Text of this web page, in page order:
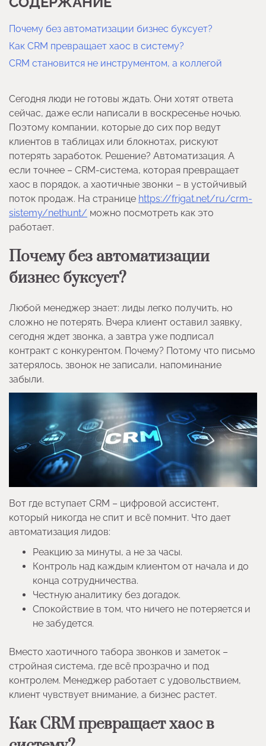
Почему без автоматизации бизнес буксует?
Как CRM превращает хаос в систему?
CRM становится не инструментом, а коллегой
Сегодня люди не готовы ждать. Они хотят ответа
сейчас, даже если написали в воскресенье ночью.
Поэтому компании, которые до сих пор ведут
клиентов в таблицах или блокнотах, рискуют
потерять заработок. Решение? Автоматизация. А
если точнее – CRM-система, которая превращает
хаос в порядок, а хаотичные звонки – в устойчивый
поток продаж. На странице https://frigat.net/ru/crm-
sistemy/nethunt/ можно посмотреть как это
работает.
Почему без автоматизации
бизнес буксует?
Любой менеджер знает: лиды легко получить, но
сложно не потерять. Вчера клиент оставил заявку,
сегодня ждет звонка, а завтра уже подписал
контракт с конкурентом. Почему? Потому что письмо
затерялось, звонок не записали, напоминание
забыли.
Вот где вступает CRM – цифровой ассистент,
который никогда не спит и всё помнит. Что дает
автоматизация лидов:
Реакцию за минуты, а не за часы.
Контроль над каждым клиентом от начала и до
конца сотрудничества.
Честную аналитику без догадок.
Спокойствие в том, что ничего не потеряется и
не забудется.
Вместо хаотичного табора звонков и заметок –
стройная система, где всё прозрачно и под
контролем. Менеджер работает с удовольствием,
клиент чувствует внимание, а бизнес растет.
Как CRM превращает хаос в